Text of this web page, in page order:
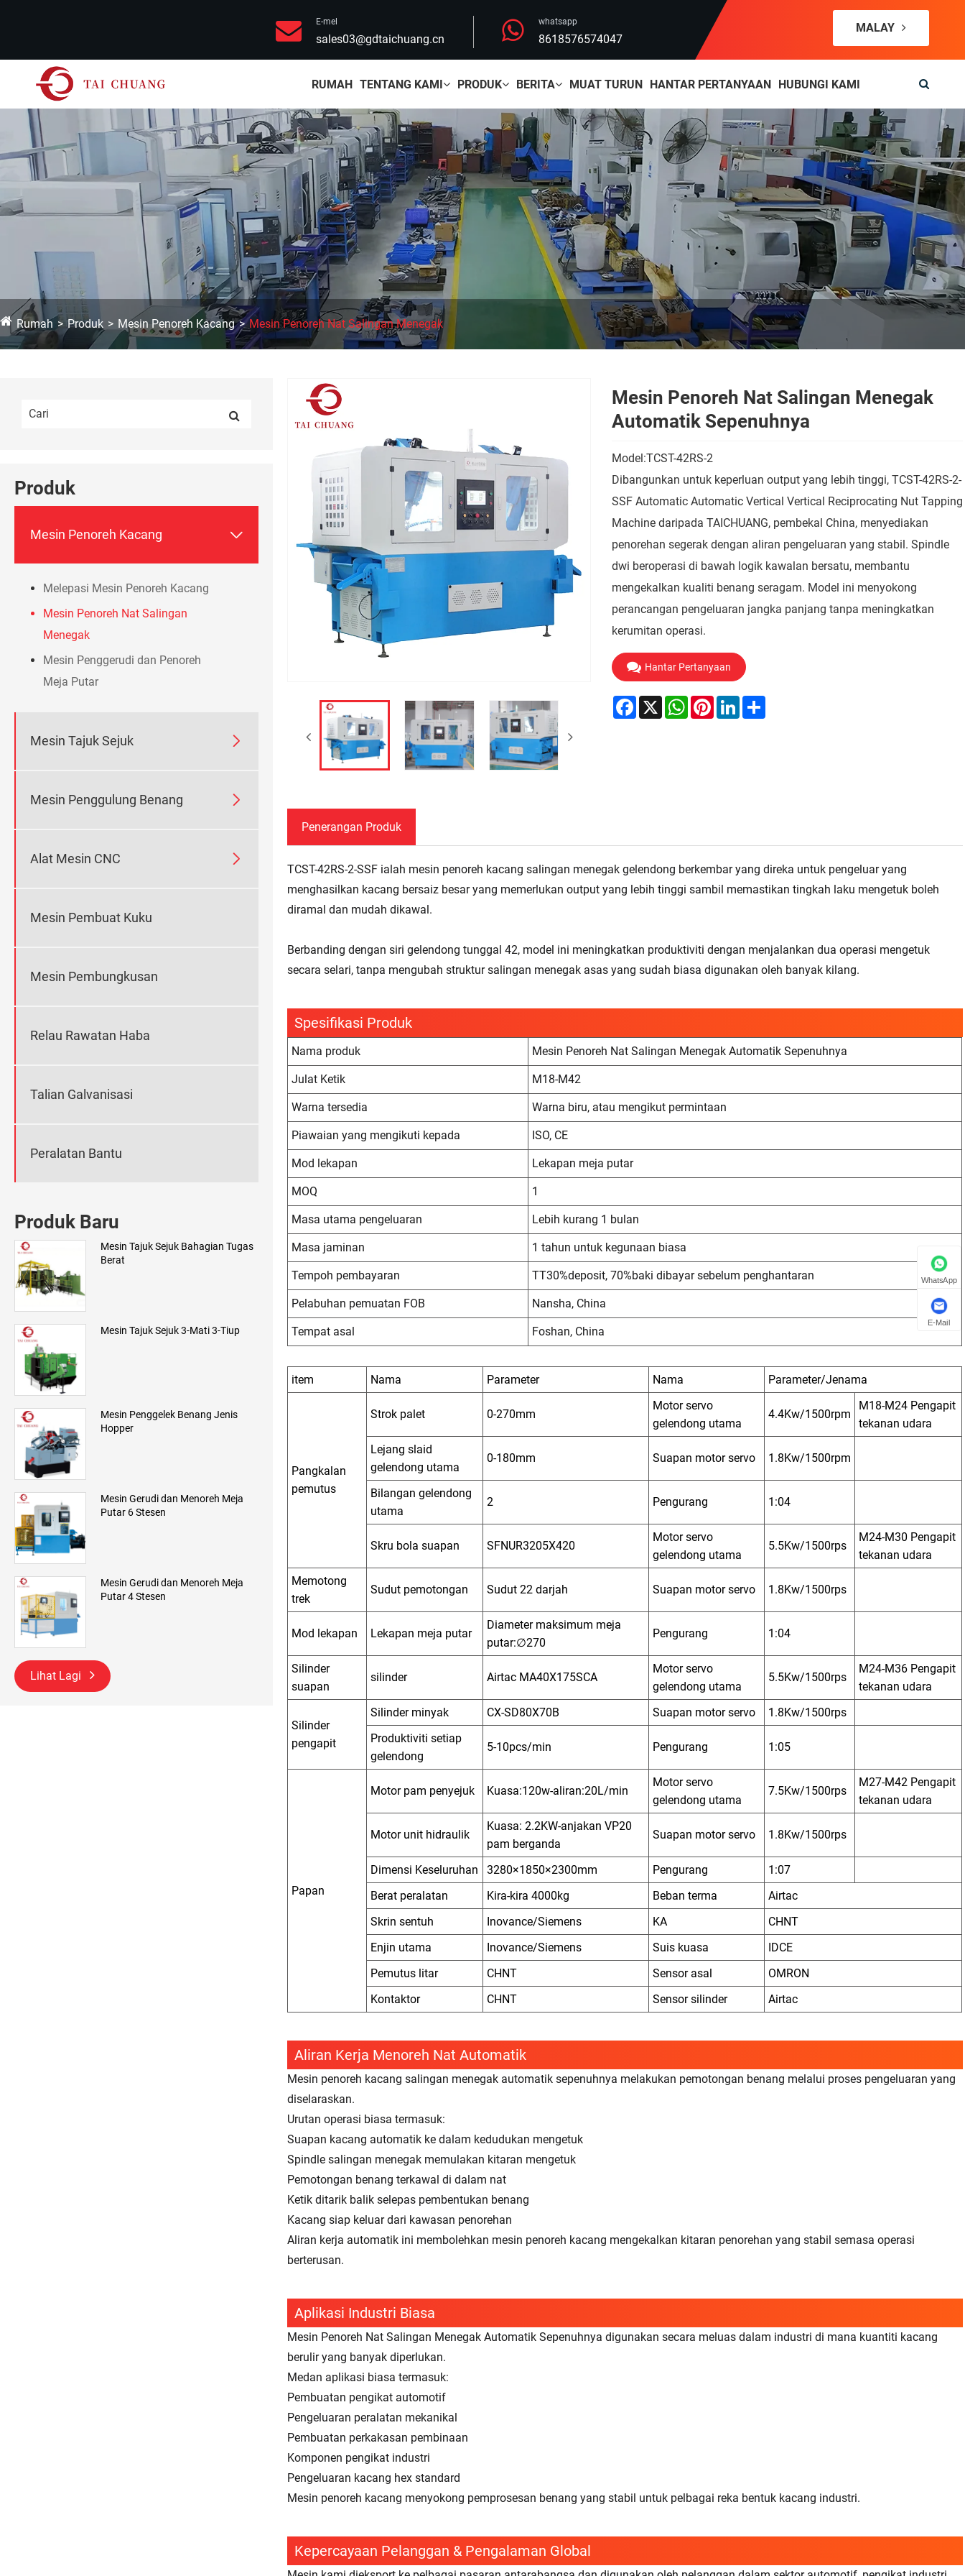
E-mel
sales03@gdtaichuang.cn
whatsapp
8618576574047
MALAY
RUMAH TENTANG KAMI PRODUK BERITA MUAT TURUN HANTAR PERTANYAAN HUBUNGI KAMI
Rumah Produk Mesin Penoreh Kacang Mesin Penoreh Nat Salingan Menegak
Produk
Mesin Penoreh Kacang 
Melepasi Mesin Penoreh Kacang
Mesin Penoreh Nat Salingan
Menegak
Mesin Penggerudi dan Penoreh
Meja Putar
Mesin Tajuk Sejuk 
Mesin Penggulung Benang 
Alat Mesin CNC 
Mesin Pembuat Kuku
Mesin Pembungkusan
Relau Rawatan Haba
Talian Galvanisasi
Peralatan Bantu
Produk Baru
Mesin Tajuk Sejuk Bahagian Tugas
Berat
Mesin Tajuk Sejuk 3-Mati 3-Tiup
Mesin Penggelek Benang Jenis
Hopper
Mesin Gerudi dan Menoreh Meja
Putar 6 Stesen
Mesin Gerudi dan Menoreh Meja
Putar 4 Stesen
Lihat Lagi
Mesin Penoreh Nat Salingan Menegak
Automatik Sepenuhnya
Model:TCST-42RS-2
Dibangunkan untuk keperluan output yang lebih tinggi, TCST-42RS-2-
SSF Automatic Automatic Vertical Vertical Reciprocating Nut Tapping
Machine daripada TAICHUANG, pembekal China, menyediakan
penorehan segerak dengan aliran pengeluaran yang stabil. Spindle
dwi beroperasi di bawah logik kawalan bersatu, membantu
mengekalkan kualiti benang seragam. Model ini menyokong
perancangan pengeluaran jangka panjang tanpa meningkatkan
kerumitan operasi.
Hantar Pertanyaan
Facebook
X WhatsApp
PinterestLinkedInShare
Penerangan Produk
TCST-42RS-2-SSF ialah mesin penoreh kacang salingan menegak gelendong berkembar yang direka untuk pengeluar yang
menghasilkan kacang bersaiz besar yang memerlukan output yang lebih tinggi sambil memastikan tingkah laku mengetuk boleh
diramal dan mudah dikawal.
Berbanding dengan siri gelendong tunggal 42, model ini meningkatkan produktiviti dengan menjalankan dua operasi mengetuk
secara selari, tanpa mengubah struktur salingan menegak asas yang sudah biasa digunakan oleh banyak kilang.
Spesifikasi Produk
Nama produk Mesin Penoreh Nat Salingan Menegak Automatik Sepenuhnya
Julat Ketik M18-M42
Warna tersedia Warna biru, atau mengikut permintaan
Piawaian yang mengikuti kepada ISO, CE
Mod lekapan Lekapan meja putar
MOQ 1
Masa utama pengeluaran Lebih kurang 1 bulan
Masa jaminan 1 tahun untuk kegunaan biasa
Tempoh pembayaran TT30%deposit, 70%baki dibayar sebelum penghantaran
Pelabuhan pemuatan FOB Nansha, China
Tempat asal Foshan, China
item Nama Parameter Nama Parameter/Jenama
Pangkalan
pemutus
Strok palet 0-270mm
Motor servo
gelendong utama
4.4Kw/1500rpm
M18-M24 Pengapit
tekanan udara
Lejang slaid
gelendong utama
0-180mm Suapan motor servo 1.8Kw/1500rpm
Bilangan gelendong
utama
2 Pengurang 1:04
Skru bola suapan SFNUR3205X420
Motor servo
gelendong utama
5.5Kw/1500rps
M24-M30 Pengapit
tekanan udara
Memotong
trek
Sudut pemotongan Sudut 22 darjah Suapan motor servo 1.8Kw/1500rps
Mod lekapan Lekapan meja putar
Diameter maksimum meja
putar:∅270
Pengurang 1:04
Silinder
suapan
silinder Airtac MA40X175SCA
Motor servo
gelendong utama
5.5Kw/1500rps
M24-M36 Pengapit
tekanan udara
Silinder
pengapit
Silinder minyak CX-SD80X70B Suapan motor servo
1.8Kw/1500rps
Produktiviti setiap
gelendong
5-10pcs/min Pengurang 1:05
Papan
Motor pam penyejuk Kuasa:120w-aliran:20L/min
Motor servo
gelendong utama
7.5Kw/1500rps
M27-M42 Pengapit
tekanan udara
Motor unit hidraulik
Kuasa: 2.2KW-anjakan VP20
pam berganda
Suapan motor servo 1.8Kw/1500rps
Dimensi Keseluruhan 3280×1850×2300mm Pengurang
1:07
Berat peralatan
Kira-kira 4000kg Beban terma
Airtac
Skrin sentuh
Inovance/Siemens KA
CHNT
Enjin utama
Inovance/Siemens Suis kuasa
IDCE
Pemutus litar
CHNT Sensor asal
OMRON
Kontaktor
CHNT Sensor silinder Airtac
Aliran Kerja Menoreh Nat Automatik
Mesin penoreh kacang salingan menegak automatik sepenuhnya melakukan pemotongan benang melalui proses pengeluaran yang
diselaraskan.
Urutan operasi biasa termasuk:
Suapan kacang automatik ke dalam kedudukan mengetuk
Spindle salingan menegak memulakan kitaran mengetuk
Pemotongan benang terkawal di dalam nat
Ketik ditarik balik selepas pembentukan benang
Kacang siap keluar dari kawasan penorehan
Aliran kerja automatik ini membolehkan mesin penoreh kacang mengekalkan kitaran penorehan yang stabil semasa operasi
berterusan.
Aplikasi Industri Biasa
Mesin Penoreh Nat Salingan Menegak Automatik Sepenuhnya digunakan secara meluas dalam industri di mana kuantiti kacang
berulir yang banyak diperlukan.
Medan aplikasi biasa termasuk:
Pembuatan pengikat automotif
Pengeluaran peralatan mekanikal
Pembuatan perkakasan pembinaan
Komponen pengikat industri
Pengeluaran kacang hex standard
Mesin penoreh kacang menyokong pemprosesan benang yang stabil untuk pelbagai reka bentuk kacang industri.
Kepercayaan Pelanggan & Pengalaman Global
WhatsApp
E-Mail